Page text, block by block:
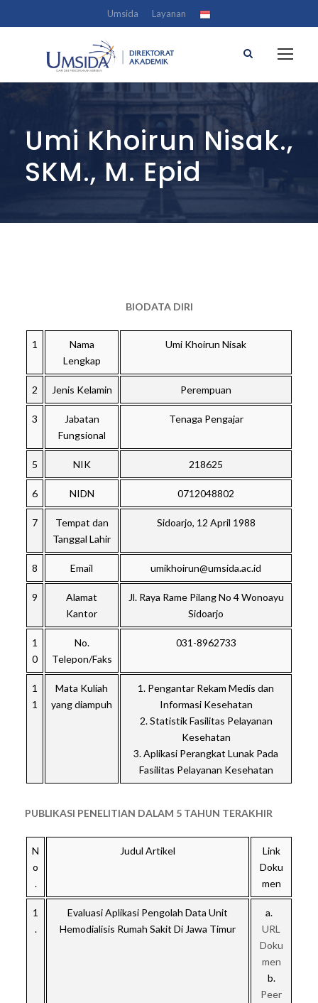
Umsida Layanan
Umi Khoirun Nisak.,
SKM., M. Epid
BIODATA DIRI
1
Nama
Lengkap
Umi Khoirun Nisak
2 Jenis Kelamin Perempuan
3
Jabatan
Fungsional
Tenaga Pengajar
5 NIK 218625
6 NIDN 0712048802
7
Tempat dan
Tanggal Lahir
Sidoarjo, 12 April 1988
8 Email umikhoirun@umsida.ac.id
9
Alamat
Kantor
Jl. Raya Rame Pilang No 4 Wonoayu
Sidoarjo
1
0
No.
Telepon/Faks
031-8962733
1
1
Mata Kuliah
yang diampuh
1. Pengantar Rekam Medis dan
Informasi Kesehatan
2. Statistik Fasilitas Pelayanan
Kesehatan
3. Aplikasi Perangkat Lunak Pada
Fasilitas Pelayanan Kesehatan
PUBLIKASI PENELITIAN DALAM 5 TAHUN TERAKHIR
N
o
.
Judul Artikel
Link
Doku
men
1
.
Evaluasi Aplikasi Pengolah Data Unit
Hemodialisis Rumah Sakit Di Jawa Timur
a.
URL
Doku
men
b.
Peer